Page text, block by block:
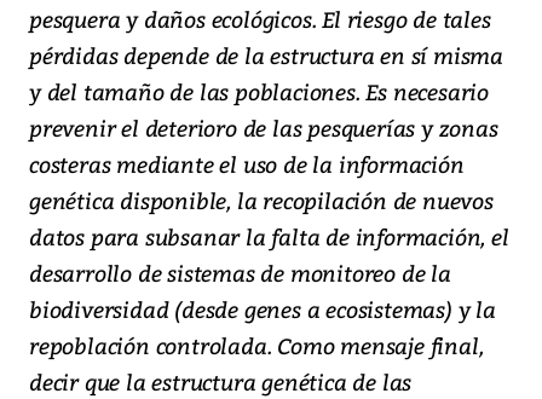
pesquera y daños ecológicos. El riesgo de tales
pérdidas depende de la estructura en sí misma
y del tamaño de las poblaciones. Es necesario
prevenir el deterioro de las pesquerías y zonas
costeras mediante el uso de la información
genética disponible, la recopilación de nuevos
datos para subsanar la falta de información, el
desarrollo de sistemas de monitoreo de la
biodiversidad (desde genes a ecosistemas) y la
repoblación controlada. Como mensaje final,
decir que la estructura genética de las